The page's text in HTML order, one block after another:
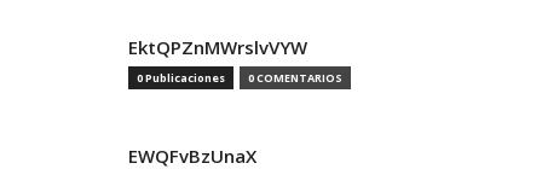
EktQPZnMWrslvVYW
0 Publicaciones 0 COMENTARIOS
EWQFvBzUnaX